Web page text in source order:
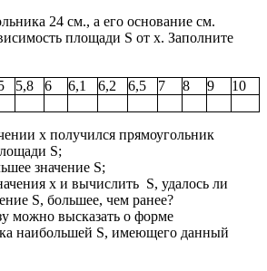
24 см., а его основание см.
площади S от x. Заполните
5,8 6 6,1 6,2 6,5 7 8 9
10
x получился прямоугольник
S;
значение S;
x и вычислить S, удалось ли
S, большее, чем ранее?
можно высказать о форме
наибольшей S, имеющего данный